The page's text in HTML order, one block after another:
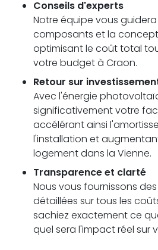
Conseils d'experts
Notre équipe vous
composants et la
optimisant le coût total
votre budget à Craon.
Retour sur
Avec l'énergie
significativement votre
accélérant ainsi
l'installation et
logement dans la Vienne.
Transparence et clarté
Nous vous fournissons
détaillées sur tous les
sachiez exactement ce
quel sera l'impact réel sur